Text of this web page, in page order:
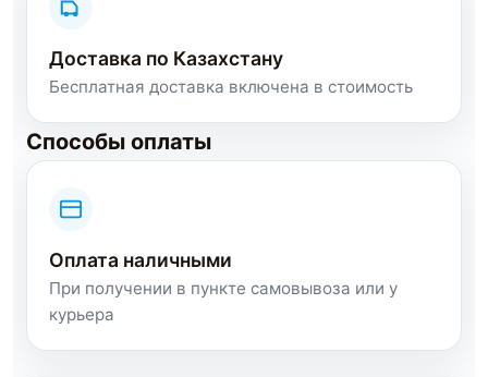
Доставка по Казахстану
Бесплатная доставка включена в стоимость
Способы оплаты
Оплата наличными
При получении в пункте самовывоза или у
курьера